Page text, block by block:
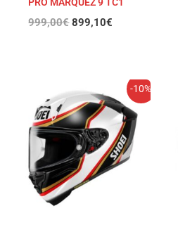
999,00€ 899,10€
-10%
precio
original
era:
949,00€.
precio
actual
es:
854,10€.